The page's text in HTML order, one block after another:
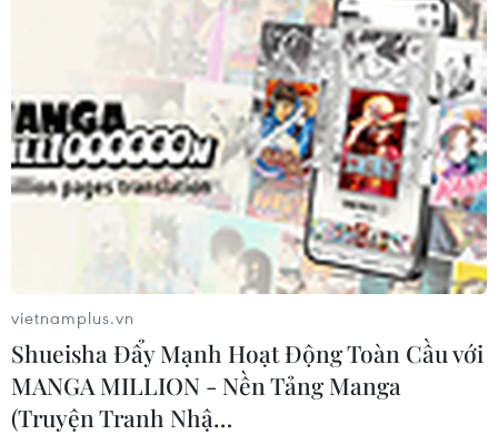
Chẩn đoán và điều trị thành công
trường hợp mắc bệnh viêm mạch
hiếm gặp
30/07/2026 08:15
Trao tặng 10 gia đình khó khăn điều
30/07/2026 07:37
Cuộc thi Tôi khỏe đẹp hơn lan tỏa
vietnamplus.vn
Shueisha Đẩy Mạnh Hoạt Động Toàn Cầu với
MANGA MILLION - Nền Tảng Manga
(Truyện Tranh Nhậ…